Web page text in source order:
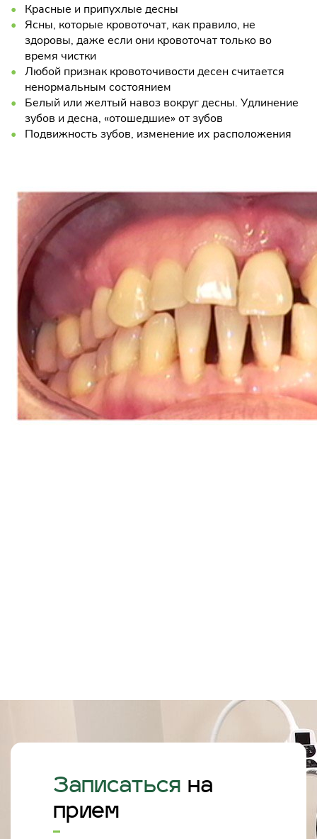
Красные и припухлые десны
Ясны, которые кровоточат, как правило, не
здоровы, даже если они кровоточат только во
время чистки
Любой признак кровоточивости десен считается
ненормальным состоянием
Белый или желтый навоз вокруг десны. Удлинение
зубов и десна, «отошедшие» от зубов
Подвижность зубов, изменение их расположения
Записаться на
прием